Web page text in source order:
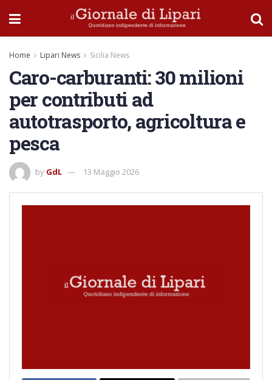
Home Lipari News Sicilia News
Caro-carburanti: 30 milioni
per contributi ad
autotrasporto, agricoltura e
pesca
by GdL 13 Maggio 2026